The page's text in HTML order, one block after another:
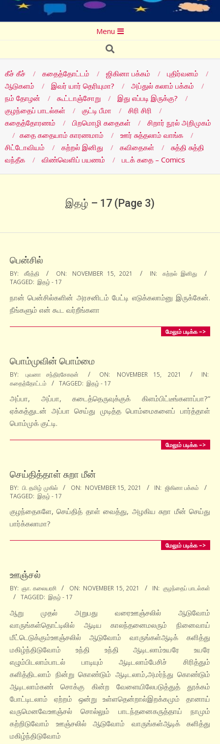
Menu
Search
கீச் கீச் கதைத்தோட்டம் ஜிகினா பக்கம்
புதிர்வனம்
ஆடுகளம்
இவர் யார் தெரியுமா?
அப்துல் கலாம் பக்கம்
நம் தோழன்
கூட்டாஞ்சோறு
இது எப்படி இருக்கு?
குழந்தைப் பாடல்கள்
குட்டி பீமா
சிரி சிரி
கதைத்தோரணம்
பிறமொழி கதைகள்
சிறார் நூல் அறிமுகம்
கதை கதையாம் காரணமாம்
ஊர் சுத்தலாம் வாங்க
சிட்டோவியம்
கற்றல் இனிது கவிதைகள்
சுத்தி சுத்தி
வந்தீக
விண்வெளிப் பயணம் படக் கதை – Comics
இதழ் – 17 (Page 3)
பென்சில்
2021-
11-
15
BY: கீர்த்தி ON: NOVEMBER 15, 2021 IN:
கற்றல் இனிது
TAGGED: இதழ் - 17
நான் பென்சில்களின் அரசனிடம் பேட்டி எடுக்கலாம்னு இருக்கேன்.
நீங்களும் என் கூட வர்றீங்களா
மேலும் படிக்க –>
பொம்முவின் பொம்மை
2021-
11-
15
BY: புவனா சந்திரசேகரன் ON: NOVEMBER 15, 2021
IN:
கதைத்தோட்டம்
TAGGED: இதழ் - 17
அப்பா, அப்பா, கடைத்தெருவுக்குக் கிளம்பிட்டீங்களாப்பா?”
ஏக்கத்துடன் அப்பா செய்து முடித்த பொம்மைகளைப் பார்த்தாள்
பொம்முக் குட்டி.
மேலும் படிக்க –>
செய்தித்தாள் சுறா மீன்
2021-
11-
15
BY: பி. தமிழ் முகில் ON: NOVEMBER 15, 2021 IN: ஜிகினா பக்கம்
TAGGED: இதழ் - 17
குழந்தைகளே, செய்தித் தாள் வைத்து, அழகிய சுறா மீன் செய்து
பார்க்கலாமா?
மேலும் படிக்க –>
ஊஞ்சல்
2021-
11-
15
BY: ஞா. கலையரசி ON: NOVEMBER 15, 2021 IN: குழந்தைப் பாடல்கள்
TAGGED: இதழ் - 17
ஆறு முதல் அறுபது வரைஊஞ்சலில் ஆடுவோம்
வாருங்கள்தொட்டிலில் ஆடிய காலந்தனைமலரும் நினைவாய்
மீட்டெடுக்கும்ஊஞ்சலில் ஆடுவோம் வாருங்கள்ஆடிக் களித்து
மகிழ்ந்திடுவோம் உந்தி உந்தி ஆடிடலாம்உயரே உயரே
எழும்பிடலாம்பாடல் பாடியும் ஆடிடலாம்பேசிச் சிரித்தும்
களித்திடலாம் நின்று கொண்டும் ஆடிடலாம்,அமர்ந்து கொண்டும்
ஆடிடலாம்கண் சொக்கு கின்ற வேளையிலேபடுத்துத் தூக்கம்
போட்டிடலாம் ஏற்றம் ஒன்று உள்ளதென்றால்இறக்கமும் தானாய்
வருமெனவேஊஞ்சல் சொல்லும் பாடந்தனைகருத்தாய் நாமும்
கற்றிடுவோம் ஊஞ்சலில் ஆடுவோம் வாருங்கள்ஆடிக் களித்து
மகிழ்ந்திடுவோம்